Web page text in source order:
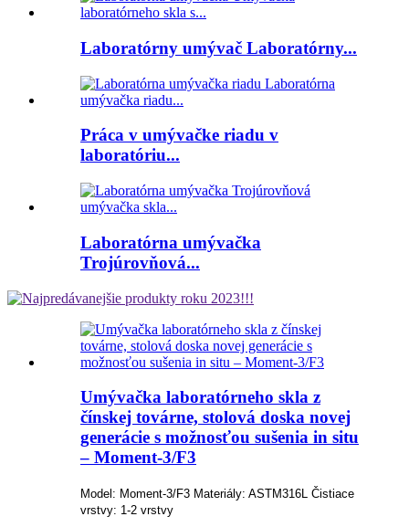
Laboratórny umývač Laboratórny...
Práca v umývačke riadu v
laboratóriu...
Laboratórna umývačka
Trojúrovňová...
Umývačka laboratórneho skla z
čínskej továrne, stolová doska novej
generácie s možnosťou sušenia in situ
– Moment-3/F3
Model: Moment-3/F3 Materiály: ASTM316L Čistiace
vrstvy: 1-2 vrstvy